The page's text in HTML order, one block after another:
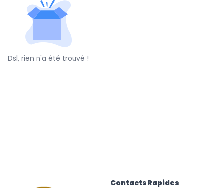
Dsl, rien n'a été trouvé !
Contacts Rapides